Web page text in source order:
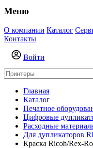
Меню
О компании Каталог
Контакты
Войти
Главная
Каталог
Печатное
Цифровые
Расходные
Для дупликаторов
Краска Ricoh/Rex-